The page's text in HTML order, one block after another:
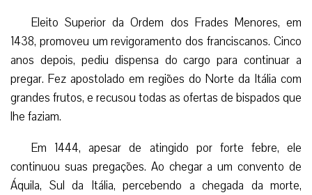
Eleito Superior da Ordem dos Frades Menores, em
1438, promoveu um revigoramento dos franciscanos. Cinco
anos depois, pediu dispensa do cargo para continuar a
pregar. Fez apostolado em regiões do Norte da Itália com
grandes frutos, e recusou todas as ofertas de bispados que
lhe faziam.
Em 1444, apesar de atingido por forte febre, ele
continuou suas pregações. Ao chegar a um convento de
Áquila, Sul da Itália, percebendo a chegada da morte,